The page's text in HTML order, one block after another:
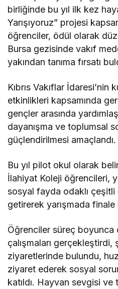
birliğinde bu yıl ilk kez
Yarışıyoruz” projesi
öğrenciler, ödül olarak
Bursa gezisinde vakıf
yakından tanıma fırsatı
Kıbrıs Vakıflar İdaresi’nin
etkinlikleri kapsamında
gençler arasında
dayanışma ve toplumsal
güçlendirilmesi amaçlandı.
Bu yıl pilot okul olarak
İlahiyat Koleji öğrencileri,
sosyal fayda odaklı
getirerek yarışmada
Öğrenciler süreç boyunca
çalışmaları
ziyaretlerinde bulundu,
ziyaret ederek sosyal
katıldı. Hayvan sevgisi ve